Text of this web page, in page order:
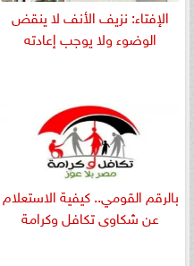
الإفتاء: نزيف الأنف لا ينقض
الوضوء ولا يوجب إعادته
بالرقم القومي.. كيفية الاستعلام
عن شكاوى تكافل وكرامة